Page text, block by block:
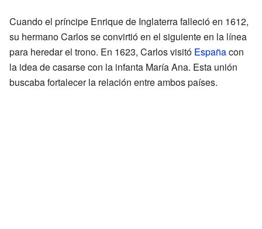
Cuando el príncipe Enrique de Inglaterra falleció en 1612,
su hermano Carlos se convirtió en el siguiente en la línea
para heredar el trono. En 1623, Carlos visitó Españacon
la idea de casarse con la infanta María Ana. Esta unión
buscaba fortalecer la relación entre ambos países.